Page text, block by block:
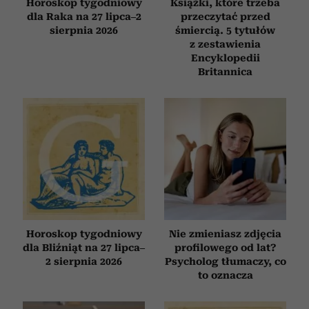
Horoskop tygodniowy
dla Raka na 27 lipca–2
sierpnia 2026
Książki, które trzeba
przeczytać przed
śmiercią. 5 tytułów
z zestawienia
Encyklopedii
Britannica
Horoskop tygodniowy
dla Bliźniąt na 27 lipca–
2 sierpnia 2026
Nie zmieniasz zdjęcia
profilowego od lat?
Psycholog tłumaczy, co
to oznacza